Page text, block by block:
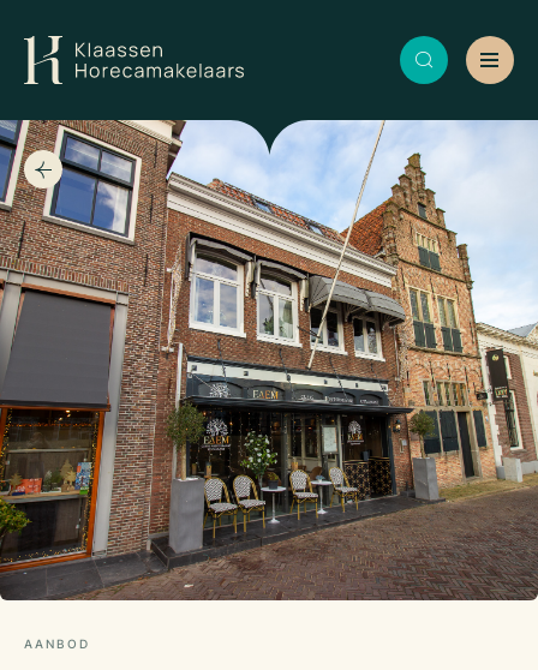
AANBOD